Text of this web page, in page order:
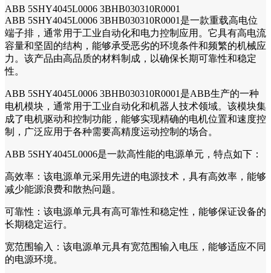
ABB 5SHY4045L0006 3BHB030310R0001
ABB 5SHY4045L0006 3BHB030310R0001是一款重载高电位
端子排，通常用于工业自动化和电力控制应用。它具有高电流
容量和坚固的结构，能够承受恶劣的环境条件和频繁的机械应
力。该产品由高品质的材料制成，以确保长期可靠性和稳定
性。
ABB 5SHY4045L0006 3BHB030310R0001是ABB生产的一种
电机模块，通常用于工业自动化和机器人技术领域。该模块集
成了电机驱动和控制功能，能够实现精确的电机位置和速度控
制，广泛应用于各种需要高精度运动控制的场合。
ABB 5SHY4045L0006是一款高性能的电源单元，特点如下：
高效率：该电源单元采用先进的电源技术，具有高效率，能够
减少能源浪费和散热问题。
可靠性：该电源单元具有高可靠性和稳定性，能够保证设备的
长期稳定运行。
宽范围输入：该电源单元具有宽范围输入电压，能够适应不同
的电源环境。